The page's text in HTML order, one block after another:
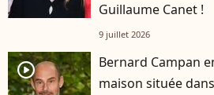
Guillaume Canet !
9 juillet 2026
player2
Bernard Campan
maison située